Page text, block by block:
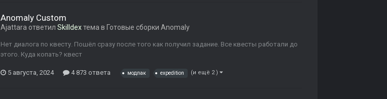
Anomaly Custom
Ajattara ответил Skilldexтема в Готовые сборки Anomaly
Нет диалога по квесту. Пошёл сразу после того как получил задание. Все квесты работали до
этого. Куда копать? квест
5 августа, 2024 4 873 ответа модпак expedition (и ещё 2 )